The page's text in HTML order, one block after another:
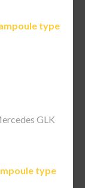
type
GLK
type